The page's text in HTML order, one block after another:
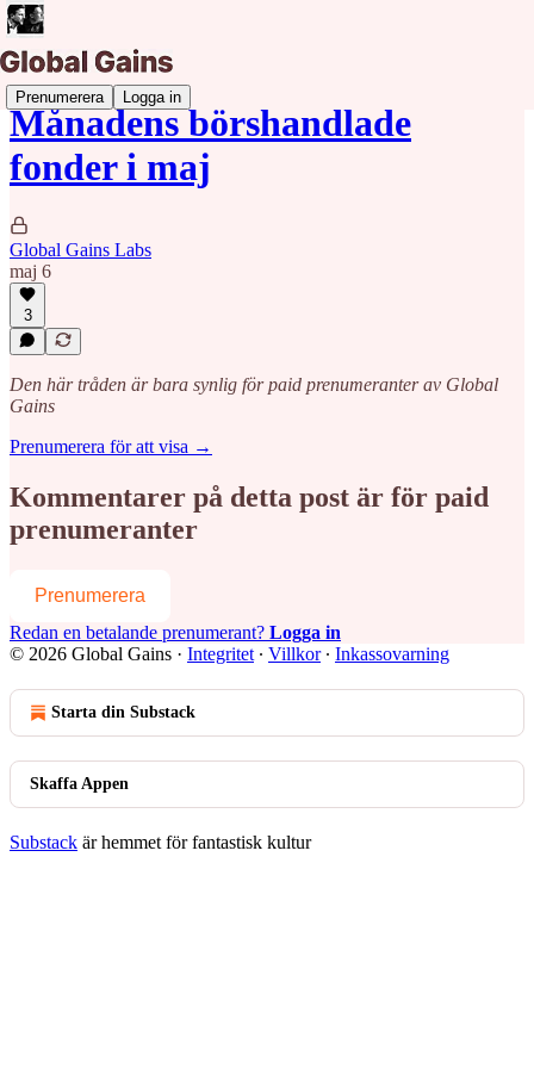
Prenumerera Logga in
Månadens börshandlade
fonder i maj
Global Gains Labs
maj 6
3
Den här tråden är bara synlig för paid prenumeranter av Global
Gains
Prenumerera för att visa →
Kommentarer på detta post är för paid
prenumeranter
Prenumerera
Redan en betalande prenumerant? Logga in
© 2026 Global Gains · Integritet ∙ Villkor∙ Inkassovarning
Starta din Substack
Skaffa Appen
Substack är hemmet för fantastisk kultur